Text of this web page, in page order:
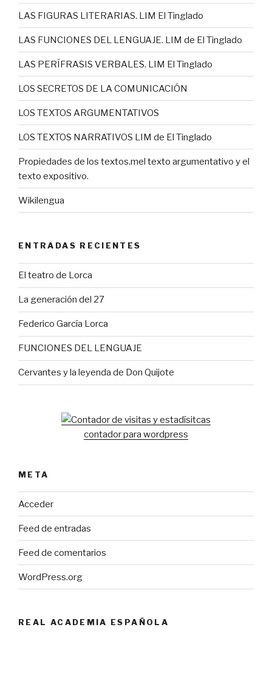
LAS FIGURAS LITERARIAS. LIM El Tinglado
LAS FUNCIONES DEL LENGUAJE. LIM de El Tinglado
LAS PERÍFRASIS VERBALES. LIM El Tinglado
LOS SECRETOS DE LA COMUNICACIÓN
LOS TEXTOS ARGUMENTATIVOS
LOS TEXTOS NARRATIVOS LIM de El Tinglado
Propiedades de los textos.mel texto argumentativo y el
texto expositivo.
Wikilengua
ENTRADAS RECIENTES
El teatro de Lorca
La generación del 27
Federico García Lorca
FUNCIONES DEL LENGUAJE
Cervantes y la leyenda de Don Quijote
contador para wordpress
META
Acceder
Feed de entradas
Feed de comentarios
WordPress.org
REAL ACADEMIA ESPAÑOLA